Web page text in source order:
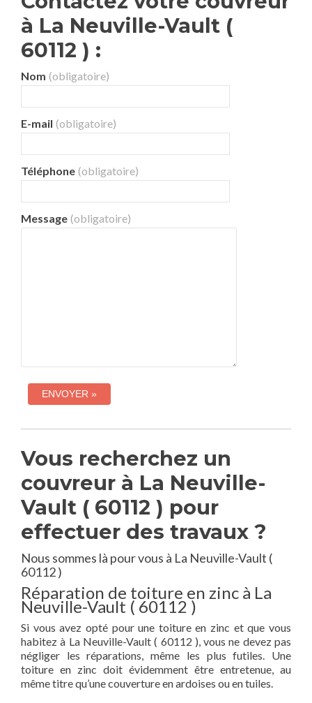
à La Neuville-Vault (
60112 ) :
Nom (obligatoire)
E-mail (obligatoire)
Téléphone (obligatoire)
Message (obligatoire)
Vous recherchez un
couvreur à La Neuville-
Vault ( 60112 ) pour
effectuer des travaux ?
Nous sommes là pour vous à La Neuville-Vault (
60112 )
Réparation de toiture en zinc à La
Neuville-Vault ( 60112 )
Si vous avez opté pour une toiture en zinc et que vous
habitez à La Neuville-Vault ( 60112 ), vous ne devez pas
négliger les réparations, même les plus futiles. Une
toiture en zinc doit évidemment être entretenue, au
même titre qu’une couverture en ardoises ou en tuiles.